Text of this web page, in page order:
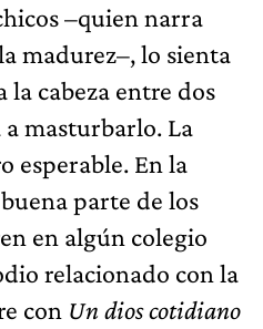
–quien narra
madurez–, lo sienta
la cabeza entre dos
masturbarlo. La
esperable. En la
parte de los
en algún colegio
relacionado con la
con Un dios cotidiano